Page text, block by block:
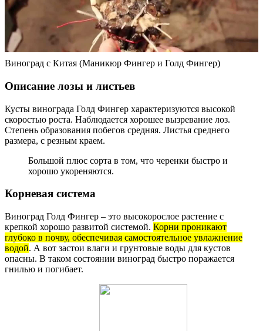
Виноград с Китая (Маникюр Фингер и Голд Фингер)
Описание лозы и листьев
Кусты винограда Голд Фингер характеризуются высокой
скоростью роста. Наблюдается хорошее вызревание лоз.
Степень образования побегов средняя. Листья среднего
размера, с резным краем.
Большой плюс сорта в том, что черенки быстро и
хорошо укореняются.
Корневая система
Виноград Голд Фингер – это высокорослое растение с
крепкой хорошо развитой системой. Корни проникают
глубоко в почву, обеспечивая самостоятельное увлажнение
водой. А вот застои влаги и грунтовые воды для кустов
опасны. В таком состоянии виноград быстро поражается
гнилью и погибает.